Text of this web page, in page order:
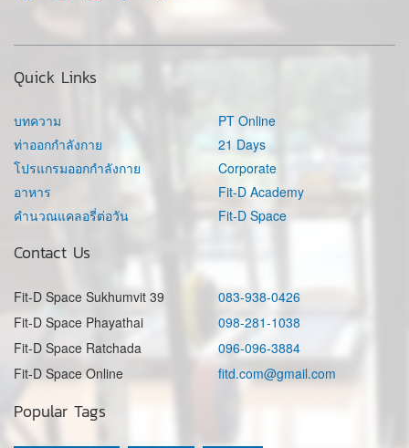
Quick Links
บทความ
ท่าออกกำลังกาย
โปรแกรมออกกำลังกาย
อาหาร
คำนวณแคลอรี่ต่อวัน
PT Online
21 Days
Corporate
Fit-D Academy
Fit-D Space
Contact Us
Fit-D Space Sukhumvit 39
083-938-0426
Fit-D Space Phayathai
098-281-1038
Fit-D Space Ratchada
096-096-3884
Fit-D Space Online
fitd.com@gmail.com
Popular Tags